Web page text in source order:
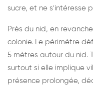
sucre, et ne s'intéresse
Près du nid, en
colonie. Le périmètre
5 mètres autour du nid.
surtout si elle implique
présence prolongée,